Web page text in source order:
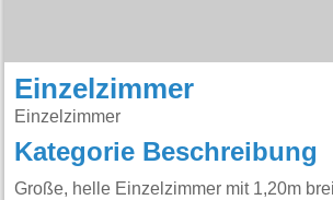
Einzelzimmer
Einzelzimmer
Kategorie Beschreibung
Große, helle Einzelzimmer mit 1,20m